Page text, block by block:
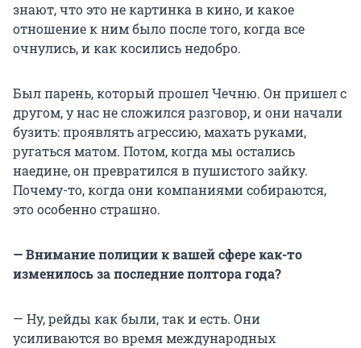
знают, что это не картинка в кино, и какое
отношение к ним было после того, когда все
очнулись, и как косились недобро.
Был парень, который прошел Чечню. Он пришел с
другом, у нас не сложился разговор, и они начали
бузить: проявлять агрессию, махать руками,
ругаться матом. Потом, когда мы остались
наедине, он превратился в пушистого зайку.
Почему-то, когда они компаниями собираются,
это особенно страшно.
— Внимание полиции к вашей сфере как-то
изменилось за последние полтора года?
— Ну, рейды как были, так и есть. Они
усиливаются во время международных